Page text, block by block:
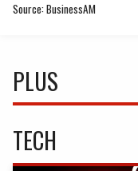
Source: BusinessAM
PLUS
TECH